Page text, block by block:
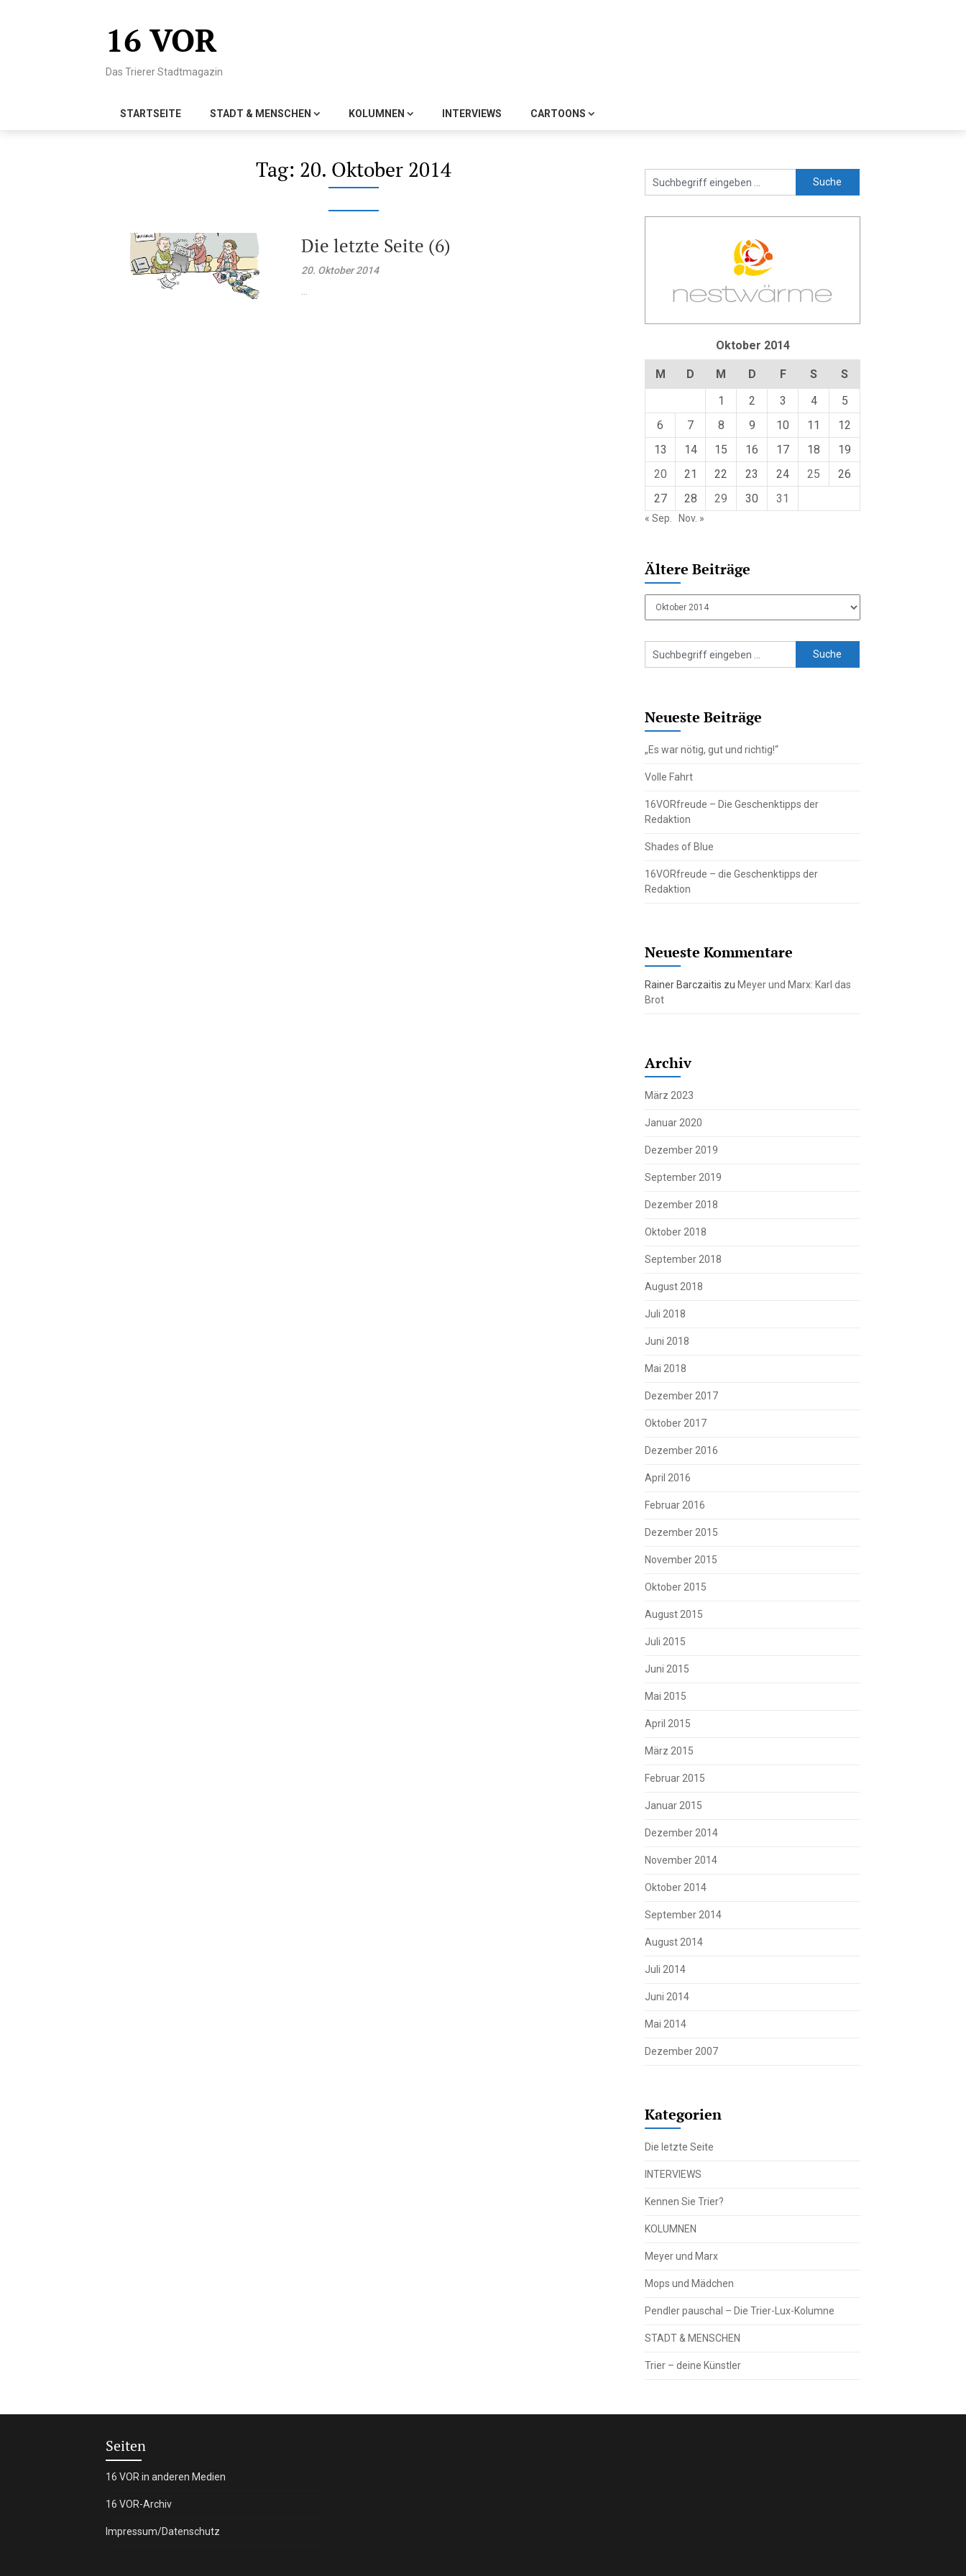
16 VOR
Das Trierer Stadtmagazin
STARTSEITE STADT & MENSCHEN KOLUMNEN INTERVIEWS CARTOONS
Tag: 20. Oktober 2014
Die letzte Seite (6)
20. Oktober 2014
Oktober 2014
M D M D F S
S
1
2 3 4
5
6
7 8 9 10 11
12
13
14 15 16 17 18
19
20
21 22 23 24 25
26
27
28 29 30 31
« Sep. Nov. »
Ältere Beiträge
Ältere
Neueste Beiträge
„Es war nötig, gut und richtig!“
Volle Fahrt
16VORfreude – Die Geschenktipps der
Redaktion
Shades of Blue
16VORfreude – die Geschenktipps der
Redaktion
Neueste Kommentare
Rainer Barczaitis zu Meyer und Marx: Karl das
Brot
Archiv
März 2023
Januar 2020
Dezember 2019
September 2019
Dezember 2018
Oktober 2018
September 2018
August 2018
Juli 2018
Juni 2018
Mai 2018
Dezember 2017
Oktober 2017
Dezember 2016
April 2016
Februar 2016
Dezember 2015
November 2015
Oktober 2015
August 2015
Juli 2015
Juni 2015
Mai 2015
April 2015
März 2015
Februar 2015
Januar 2015
Dezember 2014
November 2014
Oktober 2014
September 2014
August 2014
Juli 2014
Juni 2014
Mai 2014
Dezember 2007
Kategorien
Die letzte Seite
INTERVIEWS
Kennen Sie Trier?
KOLUMNEN
Meyer und Marx
Mops und Mädchen
Pendler pauschal – Die Trier-Lux-Kolumne
STADT & MENSCHEN
Trier – deine Künstler
Seiten
16 VOR in anderen Medien
16 VOR-Archiv
Impressum/Datenschutz